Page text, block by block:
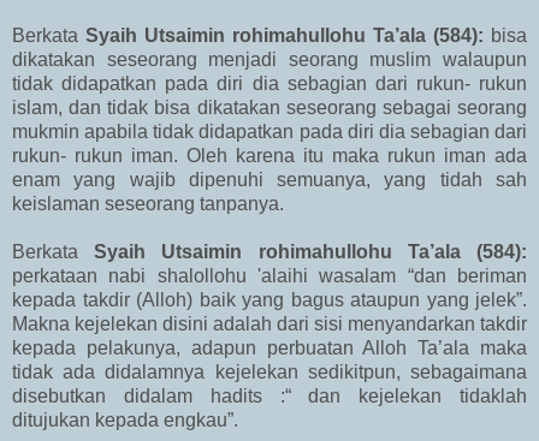
Berkata Syaih Utsaimin rohimahullohu Ta’ala (584): bisa
dikatakan seseorang menjadi seorang muslim walaupun
tidak didapatkan pada diri dia sebagian dari rukun- rukun
islam, dan tidak bisa dikatakan seseorang sebagai seorang
mukmin apabila tidak didapatkan pada diri dia sebagian dari
rukun- rukun iman. Oleh karena itu maka rukun iman ada
enam yang wajib dipenuhi semuanya, yang tidah sah
keislaman seseorang tanpanya.
BerkataSyaih Utsaimin rohimahullohu Ta’ala (584):
perkataan nabi shalollohu 'alaihi wasalam “dan beriman
kepada takdir (Alloh) baik yang bagus ataupun yang jelek”.
Makna kejelekan disini adalah dari sisi menyandarkan takdir
kepada pelakunya, adapun perbuatan Alloh Ta’ala maka
tidak ada didalamnya kejelekan sedikitpun, sebagaimana
disebutkan didalam hadits :“ dan kejelekan tidaklah
ditujukan kepada engkau”.